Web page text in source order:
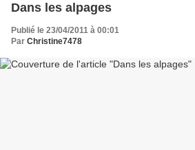
Dans les alpages
Publié le 23/04/2011 à 00:01
Par Christine7478